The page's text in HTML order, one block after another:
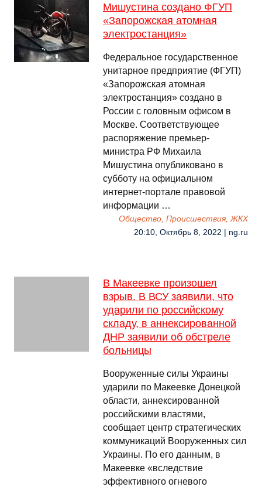
Мишустина создано ФГУП
«Запорожская атомная
электростанция»
Федеральное государственное
унитарное предприятие (ФГУП)
«Запорожская атомная
электростанция» создано в
России с головным офисом в
Москве. Соответствующее
распоряжение премьер-
министра РФ Михаила
Мишустина опубликовано в
субботу на официальном
интернет-портале правовой
информации …
Общество, Происшествия, ЖКХ
20:10, Октябрь 8, 2022 | ng.ru
В Макеевке произошел
взрыв. В ВСУ заявили, что
ударили по российскому
складу, в аннексированной
ДНР заявили об обстреле
больницы
Вооруженные силы Украины
ударили по Макеевке Донецкой
области, аннексированной
российскими властями,
сообщает центр стратегических
коммуникаций Вооруженных сил
Украины. По его данным, в
Макеевке «вследствие
эффективного огневого